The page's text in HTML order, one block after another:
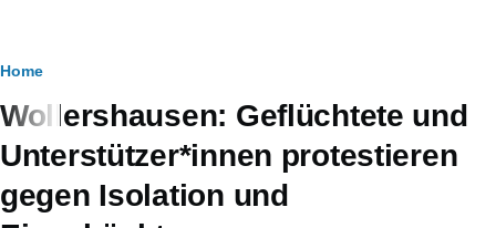
Breadcrumb
Home
Wollershausen: Geflüchtete und
Unterstützer*innen protestieren
gegen Isolation und